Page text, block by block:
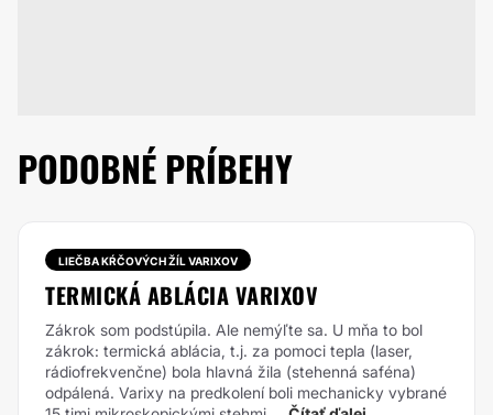
PODOBNÉ PRÍBEHY
LIEČBA KŔČOVÝCH ŽÍL VARIXOV
TERMICKÁ ABLÁCIA VARIXOV
Zákrok som podstúpila. Ale nemýľte sa. U mňa to bol
zákrok: termická ablácia, t.j. za pomoci tepla (laser,
rádiofrekvenčne) bola hlavná žila (stehenná saféna)
odpálená. Varixy na predkolení boli mechanicky vybrané